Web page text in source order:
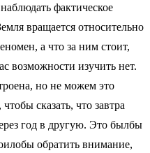
фактическое
вращается относительно
а что за ним стоит,
возможности изучить нет.
но не можем это
сказать, что завтра
год в другую. Это былбы
обратить внимание,